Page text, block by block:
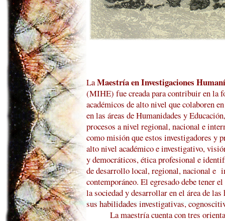
LaMaestría en Investigaciones
(MIHE) fue creada para contribuir en la
académicos de alto nivel que colaboren
en las áreas de Humanidades y
procesos a nivel regional, nacional e
como misión que estos investigadores y
alto nivel académico e investigativo,
y democráticos, ética profesional e
de desarrollo local, regional, nacional e
contemporáneo. El egresado debe tener
la sociedad y desarrollar en el área de
sus habilidades investigativas,
La maestría cuenta con tres